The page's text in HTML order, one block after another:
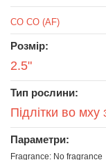
CO CO (AF)
Розмір:
2.5"
Тип рослини:
Підлітки во мху
Параметри:
Fragrance: No fragrance